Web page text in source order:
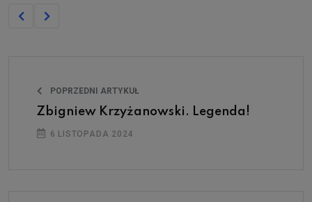
POPRZEDNI ARTYKUŁ
Zbigniew Krzyżanowski. Legenda!
6 LISTOPADA 2024